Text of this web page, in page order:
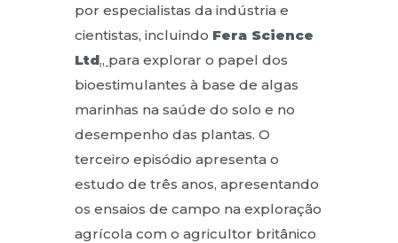
por especialistas da indústria e
cientistas, incluindo Fera Science
Ltd., para explorar o papel dos
bioestimulantes à base de algas
marinhas na saúde do solo e no
desempenho das plantas. O
terceiro episódio apresenta o
estudo de três anos, apresentando
os ensaios de campo na exploração
agrícola com o agricultor britânico